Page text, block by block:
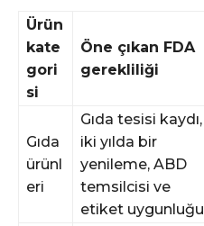
Ürün
kate
gori
si
Öne çıkan FDA
gerekliliği
Gıda
ürünl
eri
Gıda tesisi kaydı,
iki yılda bir
yenileme, ABD
temsilcisi ve
etiket uygunluğu